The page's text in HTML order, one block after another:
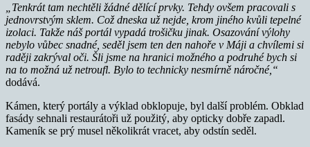
„Tenkrát tam nechtěli žádné dělící prvky. Tehdy ovšem pracovali s
jednovrstvým sklem. Což dneska už nejde, krom jiného kvůli tepelné
izolaci. Takže náš portál vypadá trošičku jinak. Osazování výlohy
nebylo vůbec snadné, seděl jsem ten den nahoře v Máji a chvílemi si
raději zakrýval oči. Šli jsme na hranici možného a podruhé bych si
na to možná už netroufl. Bylo to technicky nesmírně náročné,“
dodává.
Kámen, který portály a výklad obklopuje, byl další problém. Obklad
fasády sehnali restaurátoři už použitý, aby opticky dobře zapadl.
Kameník se prý musel několikrát vracet, aby odstín seděl.